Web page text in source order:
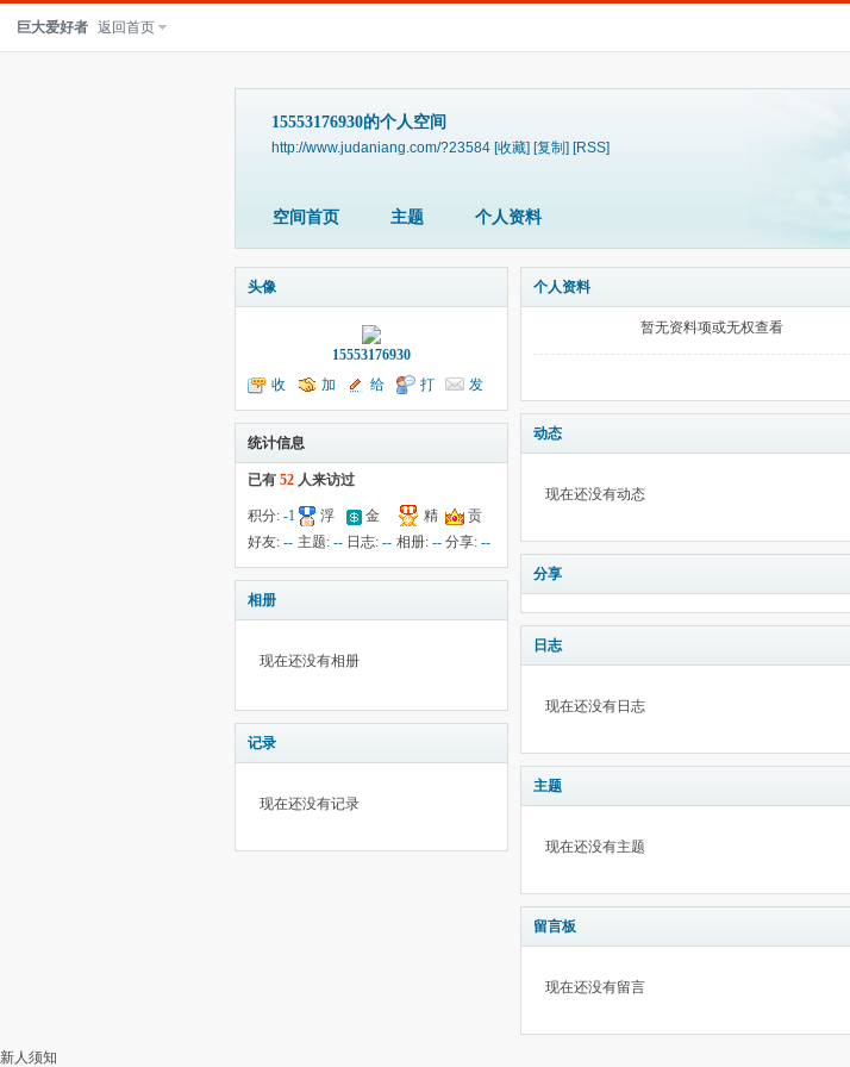
巨大爱好者 返回首页
15553176930的个人空间
http://www.judaniang.com/?23584 [收藏] [复制] [RSS]
空间首页 主题 个人资料
头像
15553176930
收
听TA
加
为好友
给
我留言
打
个招呼
发
送消息
统计信息
已有 52 人来访过
积分: -1
浮
云:
金
钱:--
精
华:--
贡
献:--
好友: -- 主题: -- 日志:-- 相册: -- 分享:--
相册
现在还没有相册
记录
现在还没有记录
个人资料
暂无资料项或无权查看
动态
现在还没有动态
分享
日志
现在还没有日志
主题
现在还没有主题
留言板
现在还没有留言
新人须知